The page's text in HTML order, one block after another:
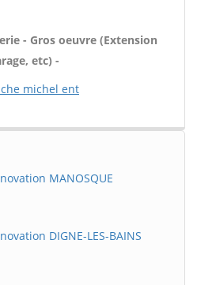
- Gros oeuvre (Extension
etc) -
michel ent
MANOSQUE
DIGNE-LES-BAINS